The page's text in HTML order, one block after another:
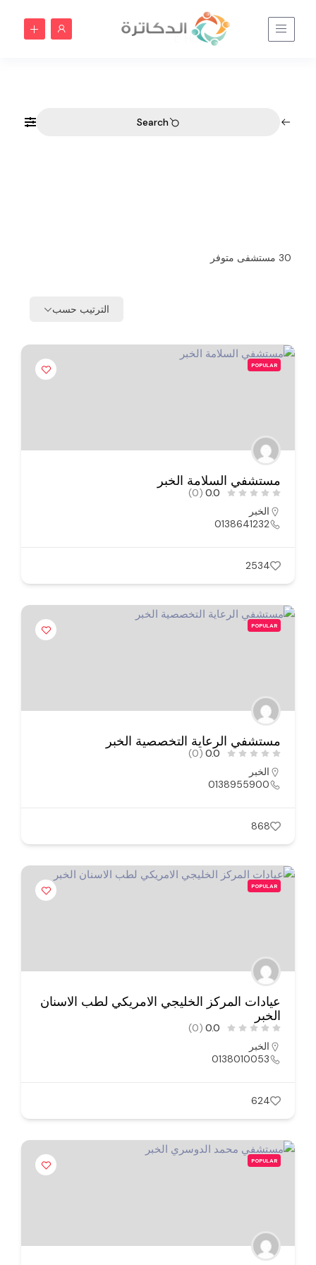
الخبر | الدكاترة
Home الخبر | الدكاترة
Search
30 مستشفى متوفر
الترتيب حسب
POPULAR
مستشفي السلامة الخبر
0.0
(0)
الخبر
0138641232
2534
POPULAR
مستشفي الرعاية التخصصية الخبر
0.0
(0)
الخبر
0138955900
868
POPULAR
عيادات المركز الخليجي الامريكي لطب الاسنان
الخبر
0.0
(0)
الخبر
0138010053
624
POPULAR